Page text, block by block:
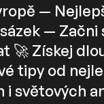
—
— Začni
🚀 Získej
tipy od
i světových